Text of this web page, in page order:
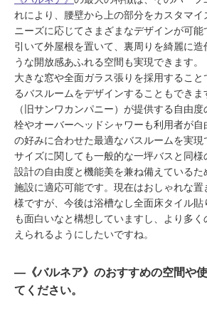
れにより、腰壁から上の部分をカスタマイ
ニーズに応じてさまざまなデザインが可
引いて外屋根を置いて、裏周りを綺麗に造
うな開放感あふれる空間も実現できます。
大きな窓や全面ガラス張りを採用するこ
るバスルームをデザインすることもでき
（旧サンワカンパニー）が提供する自由
栓やオーバーヘッドシャワーも利用者が自
の好みに合わせた最適なバスルームを実現
サイズに関しても一般的な一坪バスと同様
設計の自由度と機能美を兼ね備えている
施設に適応可能です。現在はおしゃれな
様ですが、今後は浴槽なし全面床タイル
も面白いなと構想していますし、より多
えられるようにしたいですね。
―《バルネア》のおすすめの空間や
てください。